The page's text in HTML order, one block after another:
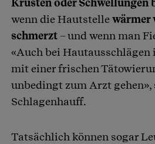
Krusten oder Schwellungen
wenn die Hautstellewärmer
schmerzt – und wenn man
«Auch bei Hautausschlägen
mit einer frischen
unbedingt zum Arzt gehen»,
Schlagenhauff.
Tatsächlich können sogar